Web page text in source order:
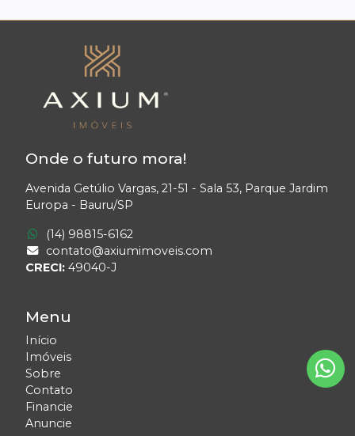
Onde o futuro mora!
Avenida Getúlio Vargas, 21-51 - Sala 53, Parque Jardim
Europa - Bauru/SP
(14) 98815-6162
contato@axiumimoveis.com
CRECI: 49040-J
Menu
Início
Imóveis
Sobre
Contato
Financie
Anuncie